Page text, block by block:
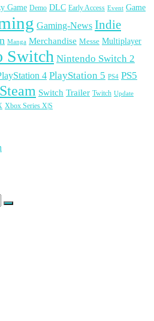
Game Demo DLC Early Access Event Game
Gaming-News Indie
Manga Merchandise Messe Multiplayer
Switch Nintendo Switch 2
4 PlayStation 5 PS4 PS5
Steam Switch Trailer Twitch Update
Xbox Series X|S